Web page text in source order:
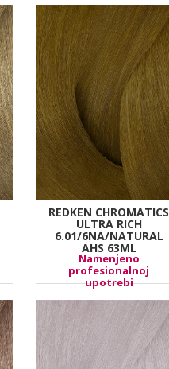
REDKEN CHROMATICS
ULTRA RICH
6.01/6NA/NATURAL
AHS 63ML
Namenjeno
profesionalnoj
upotrebi